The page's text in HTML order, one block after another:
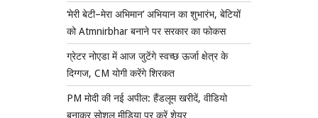
‘मेरी बेटी–मेरा अभिमान’ अभियान का शुभारंभ, बेटियों
को Atmnirbhar बनाने पर सरकार का फोकस
ग्रेटर नोएडा में आज जुटेंगे स्वच्छ ऊर्जा क्षेत्र के
दिग्गज, CM योगी करेंगे शिरकत
PM मोदी की नई अपील: हैंडलूम खरीदें, वीडियो
बनाकर सोशल मीडिया पर करें शेयर